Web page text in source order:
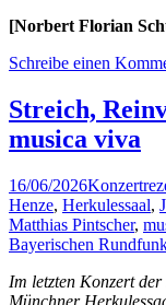
[Norbert Florian
Schreibe einen
Streich,
musica viva
16/06/2026
Henze, Herkulessaal,
Matthias Pintscher,
Bayerischen
Im letzten Konzert